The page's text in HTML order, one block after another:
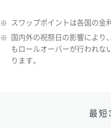
※ スワップポイントは各国の金
※
国内外の祝祭日の影響により
もロールオーバーが行われな
ります。
最短